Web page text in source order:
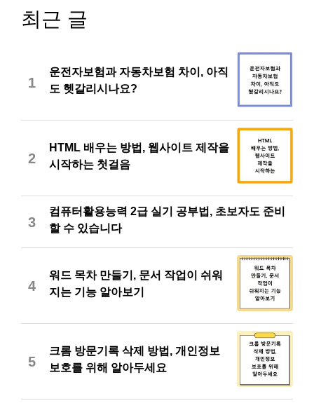
최근 글
1
운전자보험과 자동차보험 차이, 아직
도 헷갈리시나요?
2
HTML 배우는 방법, 웹사이트 제작을
시작하는 첫걸음
3
컴퓨터활용능력 2급 실기 공부법, 초보자도 준비
할 수 있습니다
4
워드 목차 만들기, 문서 작업이 쉬워
지는 기능 알아보기
5
크롬 방문기록 삭제 방법, 개인정보
보호를 위해 알아두세요